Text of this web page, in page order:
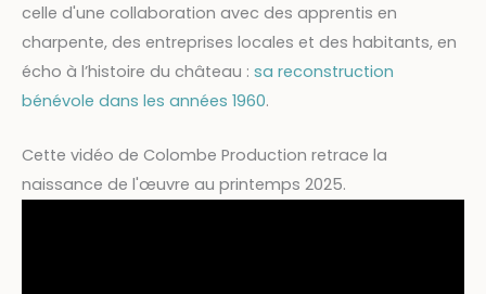
celle d'une collaboration avec des apprentis en
charpente, des entreprises locales et des habitants, en
écho à l’histoire du château : sa reconstruction
bénévole dans les années 1960.
Cette vidéo de Colombe Production retrace la
naissance de l'œuvre au printemps 2025.